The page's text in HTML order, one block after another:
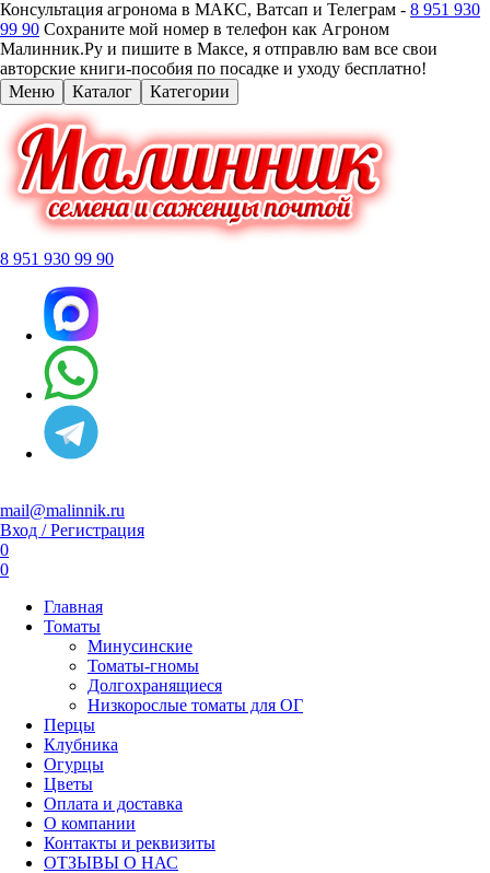
Консультация агронома в МАКС, Ватсап и Телеграм - 8 951 930
99 90 Сохраните мой номер в телефон как Агроном
Малинник.Ру и пишите в Максе, я отправлю вам все свои
авторские книги-пособия по посадке и уходу бесплатно!
Меню
Каталог Категории
8 951 930 99 90
mail@malinnik.ru
Вход / Регистрация
0
0
Главная
Томаты
Минусинские
Томаты-гномы
Долгохранящиеся
Низкорослые томаты для ОГ
Перцы
Клубника
Огурцы
Цветы
Оплата и доставка
О компании
Контакты и реквизиты
ОТЗЫВЫ О НАС